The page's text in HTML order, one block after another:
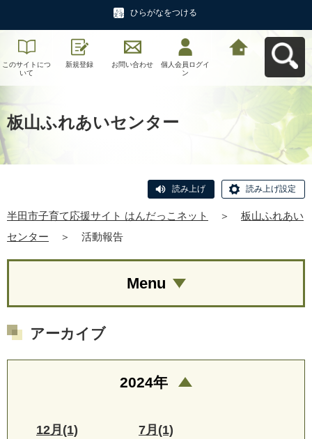
ひらがなをつける
このサイトにつ
いて
新規登録 お問い合わせ
個人会員ログイ
ン
板山ふれあいセンター
読み上げ 読み上げ設定
半田市子育て応援サイト はんだっこネット ＞
板山ふれあい
センター
＞ 活動報告
Menu
アーカイブ
2024年
12月(1) 7月(1)